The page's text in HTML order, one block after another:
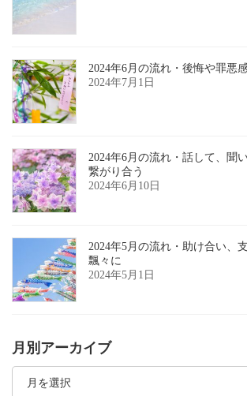
2024年6月の流れ・後悔や罪悪
2024年7月1日
2024年6月の流れ・話して、聞
繋がり合う
2024年6月10日
2024年5月の流れ・助け合い、
飄々に
2024年5月1日
月別アーカイブ
月